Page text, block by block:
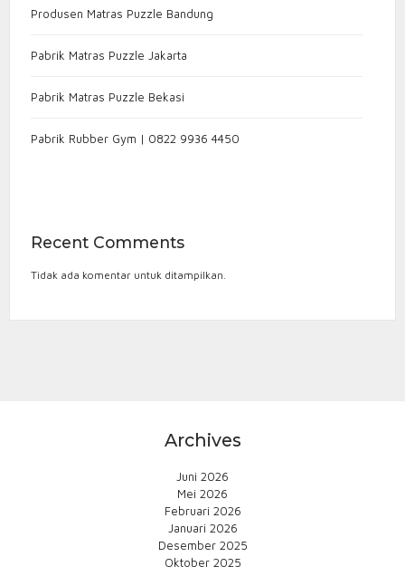
Produsen Matras Puzzle Bandung
Pabrik Matras Puzzle Jakarta
Pabrik Matras Puzzle Bekasi
Pabrik Rubber Gym | 0822 9936 4450
Recent Comments
Tidak ada komentar untuk ditampilkan.
Archives
Juni 2026
Mei 2026
Februari 2026
Januari 2026
Desember 2025
Oktober 2025